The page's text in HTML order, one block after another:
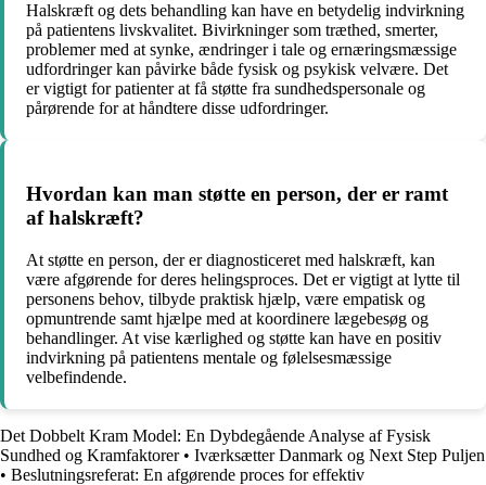
Halskræft og dets behandling kan have en betydelig indvirkning
på patientens livskvalitet. Bivirkninger som træthed, smerter,
problemer med at synke, ændringer i tale og ernæringsmæssige
udfordringer kan påvirke både fysisk og psykisk velvære. Det
er vigtigt for patienter at få støtte fra sundhedspersonale og
pårørende for at håndtere disse udfordringer.
Hvordan kan man støtte en person, der er ramt
af halskræft?
At støtte en person, der er diagnosticeret med halskræft, kan
være afgørende for deres helingsproces. Det er vigtigt at lytte til
personens behov, tilbyde praktisk hjælp, være empatisk og
opmuntrende samt hjælpe med at koordinere lægebesøg og
behandlinger. At vise kærlighed og støtte kan have en positiv
indvirkning på patientens mentale og følelsesmæssige
velbefindende.
Det Dobbelt Kram Model: En Dybdegående Analyse af Fysisk
Sundhed og Kramfaktorer• Iværksætter Danmark og Next Step Puljen
• Beslutningsreferat: En afgørende proces for effektiv